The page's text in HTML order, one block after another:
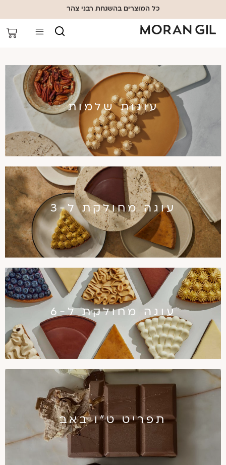
כל המוצרים בהשגחת רבני צהר
עוגות שלמות
עוגה מחולקת ל-3
עוגה מחולקת ל-6
תפריט ט"ו באב